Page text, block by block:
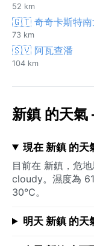
52 km
🇬🇹 奇奇卡斯特南
73 km
🇸🇻 阿瓦查潘
104 km
新鎮 的天
現在 新鎮 的天
目前在 新鎮，危
cloudy。濕度為
30°C。
明天 新鎮 的天